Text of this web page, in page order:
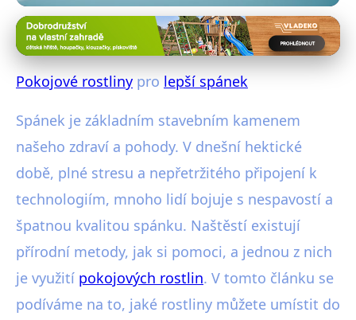
Rostliny pro zdravější spánek
Zlepšete Spánek s Pokojovými
24. 12. 2025
Pokojové rostliny pro lepší spánek
Spánek je základním stavebním kamenem
našeho zdraví a pohody. V dnešní hektické
době, plné stresu a nepřetržitého připojení k
technologiím, mnoho lidí bojuje s nespavostí a
špatnou kvalitou spánku. Naštěstí existují
přírodní metody, jak si pomoci, a jednou z nich
je využití pokojových rostlin. V tomto článku se
podíváme na to, jaké rostliny můžete umístit do